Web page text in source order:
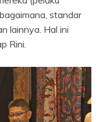
standar
lainnya. Hal ini
Rini.